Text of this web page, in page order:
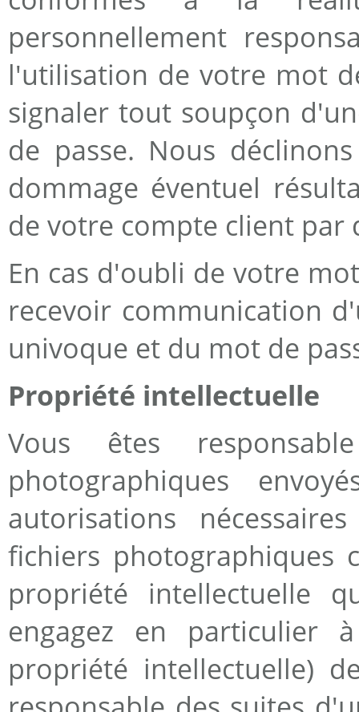
personnellement
l'utilisation de votre mot
signaler tout soupçon
de passe. Nous
dommage éventuel
de votre compte client par
En cas d'oubli de votre
recevoir communication
univoque et du mot de
Propriété intellectuelle
Vous êtes
photographiques
autorisations
fichiers photographiques
propriété intellectuelle
engagez en particulier
propriété intellectuelle)